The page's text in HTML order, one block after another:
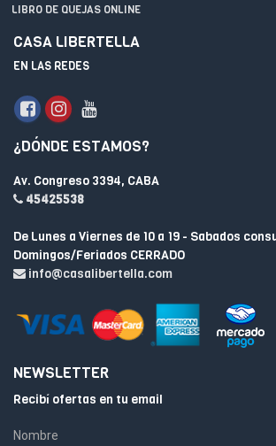
LIBRO DE QUEJAS ONLINE
CASA LIBERTELLA
EN LAS REDES
¿DÓNDE ESTAMOS?
Av. Congreso 3394, CABA
45425538
De Lunes a Viernes de 10 a 19 - Sabados
Domingos/Feriados CERRADO
info@casalibertella.com
NEWSLETTER
Recibí ofertas en tu email